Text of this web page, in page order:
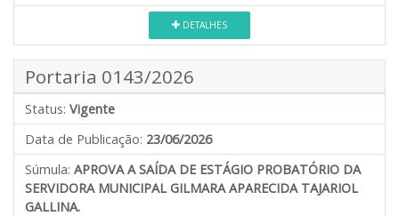
DETALHES
Portaria 0143/2026
Status: Vigente
Data de Publicação: 23/06/2026
Súmula: APROVA A SAÍDA DE ESTÁGIO PROBATÓRIO DA
SERVIDORA MUNICIPAL GILMARA APARECIDA TAJARIOL
GALLINA.